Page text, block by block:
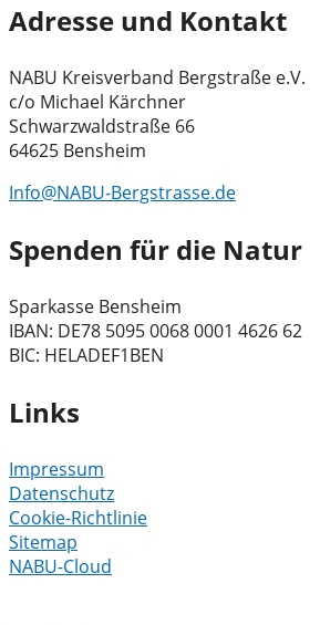
Adresse und Kontakt
NABU Kreisverband Bergstraße e.V.
c/o Michael Kärchner
Schwarzwaldstraße 66
64625 Bensheim
Info@NABU-Bergstrasse.de
Spenden für die Natur
Sparkasse Bensheim
IBAN: DE78 5095 0068 0001 4626 62
BIC: HELADEF1BEN
Links
Impressum
Datenschutz
Cookie-Richtlinie
Sitemap
NABU-Cloud